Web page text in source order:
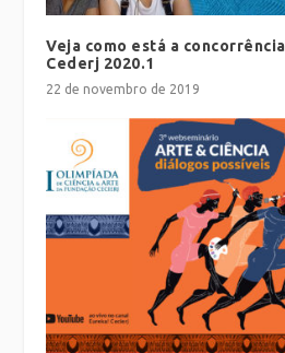
Veja como está a
Cederj 2020.1
22 de novembro de 2019